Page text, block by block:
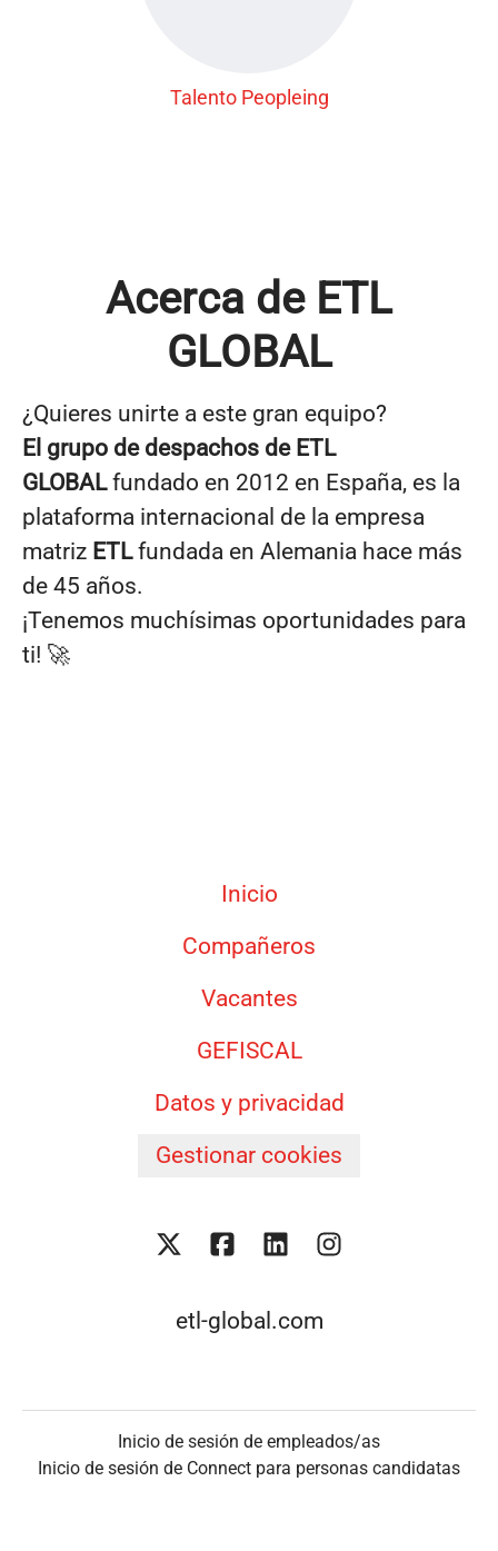
Talento Peopleing
Acerca de ETL
GLOBAL
¿Quieres unirte a este gran equipo?
El grupo de despachos de ETL
GLOBALfundado en 2012 en España, es la
plataforma internacional de la empresa
matriz ETLfundada en Alemania hace más
de 45 años.
¡Tenemos muchísimas oportunidades para
ti! 🚀
Inicio
Compañeros
Vacantes
GEFISCAL
Datos y privacidad
Gestionar cookies
etl-global.com
Inicio de sesión de empleados/as
Inicio de sesión de Connect para personas candidatas